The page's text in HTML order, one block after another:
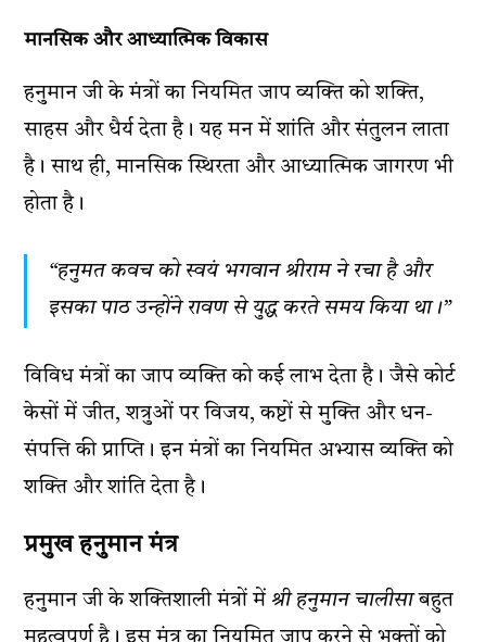
मानसिक और आध्यात्मिक विकास
हनुमान जी के मंत्रों का नियमित जाप व्यक्ति को शक्ति,
साहस और धैर्य देता है। यह मन में शांति और संतुलन लाता
है। साथ ही, मानसिक स्थिरता और आध्यात्मिक जागरण भी
होता है।
“हनुमत कवच को स्वयं भगवान श्रीराम ने रचा है और
इसका पाठ उन्होंने रावण से युद्ध करते समय किया था।”
विविध मंत्रों का जाप व्यक्ति को कई लाभ देता है। जैसे कोर्ट
केसों में जीत, शत्रुओं पर विजय, कष्टों से मुक्ति और धन-
संपत्ति की प्राप्ति। इन मंत्रों का नियमित अभ्यास व्यक्ति को
शक्ति और शांति देता है।
प्रमुख हनुमान मंत्र
हनुमान जी के शक्तिशाली मंत्रों में श्री हनुमान चालीसाबहुत